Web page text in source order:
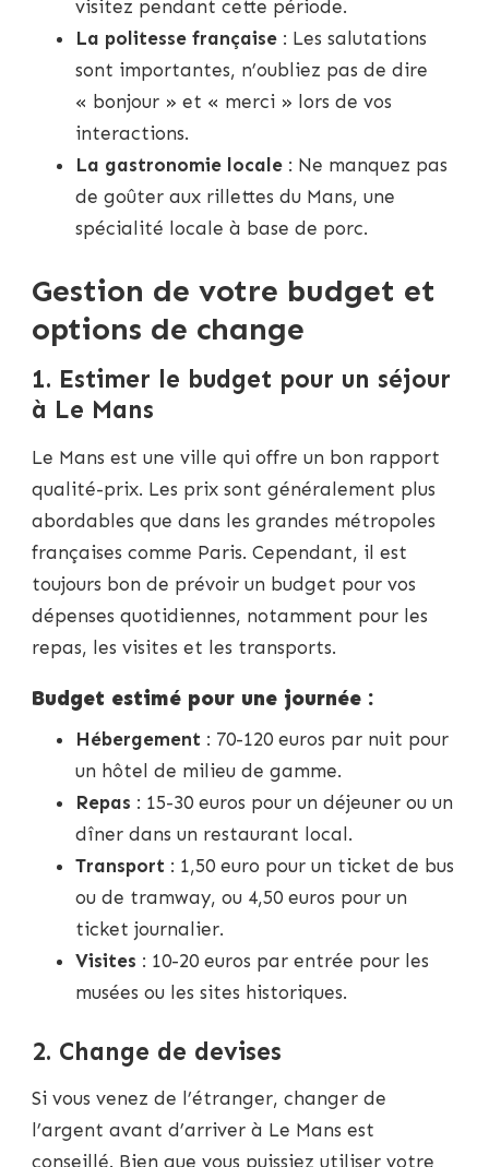
visitez pendant cette période.
La politesse française : Les salutations
sont importantes, n’oubliez pas de dire
« bonjour » et « merci » lors de vos
interactions.
La gastronomie locale : Ne manquez pas
de goûter aux rillettes du Mans, une
spécialité locale à base de porc.
Gestion de votre budget et
options de change
1. Estimer le budget pour un séjour
à Le Mans
Le Mans est une ville qui offre un bon rapport
qualité-prix. Les prix sont généralement plus
abordables que dans les grandes métropoles
françaises comme Paris. Cependant, il est
toujours bon de prévoir un budget pour vos
dépenses quotidiennes, notamment pour les
repas, les visites et les transports.
Budget estimé pour une journée :
Hébergement : 70-120 euros par nuit pour
un hôtel de milieu de gamme.
Repas : 15-30 euros pour un déjeuner ou un
dîner dans un restaurant local.
Transport : 1,50 euro pour un ticket de bus
ou de tramway, ou 4,50 euros pour un
ticket journalier.
Visites : 10-20 euros par entrée pour les
musées ou les sites historiques.
2. Change de devises
Si vous venez de l’étranger, changer de
l’argent avant d’arriver à Le Mans est
conseillé. Bien que vous puissiez utiliser votre